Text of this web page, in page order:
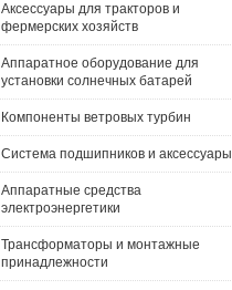
Аксессуары для тракторов и
фермерских хозяйств
Аппаратное оборудование для
установки солнечных батарей
Компоненты ветровых турбин
Система подшипников и аксессуары
Аппаратные средства
электроэнергетики
Трансформаторы и монтажные
принадлежности